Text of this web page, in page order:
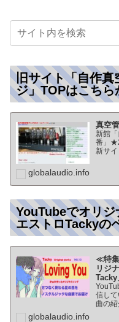
旧サイト「自作真
ジ」TOPはこちら
真空
新館
番」
新サ
の
globalaudio.info
YouTubeでオリ
エストロTackyの
≪特
リジ
Tacky
信し
曲の
ど★
globalaudio.info